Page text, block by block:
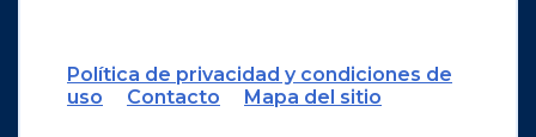
Política de privacidad y condiciones de
uso
Contacto Mapa del sitio